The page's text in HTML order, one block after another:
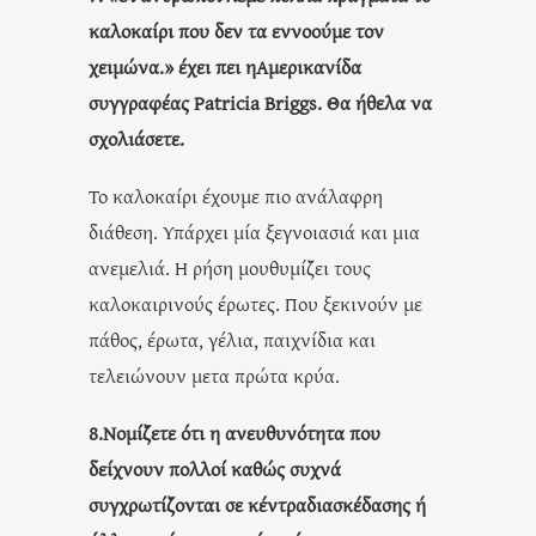
καλοκαίρι που δεν τα εννοούμε τον
χειμώνα.» έχει πει ηΑμερικανίδα
συγγραφέας Patricia Briggs. Θα ήθελα να
σχολιάσετε.
Το καλοκαίρι έχουμε πιο ανάλαφρη
διάθεση. Υπάρχει μία ξεγνοιασιά και μια
ανεμελιά. Η ρήση μουθυμίζει τους
καλοκαιρινούς έρωτες. Που ξεκινούν με
πάθος, έρωτα, γέλια, παιχνίδια και
τελειώνουν μετα πρώτα κρύα.
8.Νομίζετε ότι η ανευθυνότητα που
δείχνουν πολλοί καθώς συχνά
συγχρωτίζονται σε κέντραδιασκέδασης ή